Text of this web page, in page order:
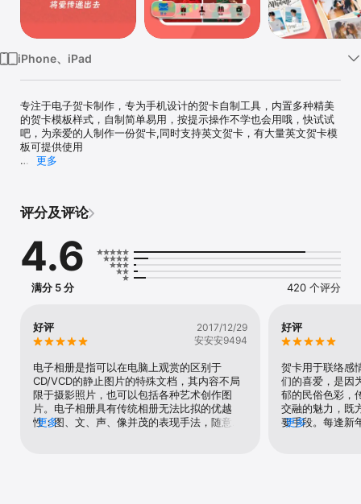
iPhone、iPad
专注于电子贺卡制作，专为手机设计的贺卡自制工具，内置多种精美
的贺卡模板样式，自制简单易用，按提示操作不学也会用哦，快试试
吧，为亲爱的人制作一份贺卡,同时支持英文贺卡，有大量英文贺卡模
板可提供使用
大节日的祝福祝愿贺卡，也包括了生日、友情、晚辈对长辈及结婚、
一份电子贺卡，传上动情的图片，添上走心的文字，给家人朋友送上
最用户，最诚挚的祝福。
我们的贺卡不再只是一张图片与文字，而是整合了图片、文字、音
乐、视频等多媒体的会动会跳会转有动画能整合几十张图片的多媒体
我们已为您制作好了精美的贺卡模板，你只需替换掉图片与文字，易
现代社会通过电子贺卡传递一份温情，传递一份自己的用心之作，其
实传递的就是一份暖暖的心意，图文结合配上音乐，友情，亲情，爱
情，温情就在这里传递。
爱，不好意思说出来，但要懂得表达出来，不要让感情埋在心里，大
更多
评分及评论
4.6
满分 5 分 420 个评分
好评
2017/12/29
安安安9494
电子相册是指可以在电脑上观赏的区别于
CD/VCD的静止图片的特殊文档，其内容不局
限于摄影照片，也可以包括各种艺术创作图
片。电子相册具有传统相册无法比拟的优越
性：图、文、声、像并茂的表现手法，随意修
更多
好评
贺卡用于联络感
们的喜爱，是因
郁的民俗色彩，
交融的魅力，既
要手段。每逢新
更多